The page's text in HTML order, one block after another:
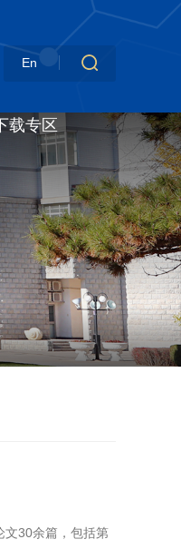
En
载专区
30余篇，包括第